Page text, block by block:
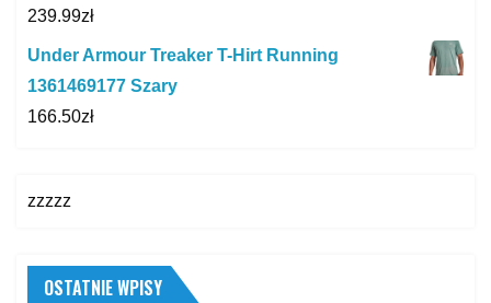
239.99zł
Under Armour Treaker T-Hirt Running
1361469177 Szary
166.50zł
zzzzz
OSTATNIE WPISY